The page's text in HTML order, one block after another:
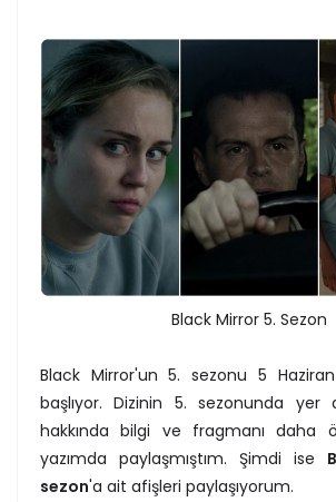
Black Mirror 5. Sezon
Black Mirror'un 5. sezonu 5
başlıyor. Dizinin 5. sezonunda
hakkında bilgi ve fragmanı daha
yazımda paylaşmıştım. Şimdi ise
sezon'a ait afişleri paylaşıyorum.